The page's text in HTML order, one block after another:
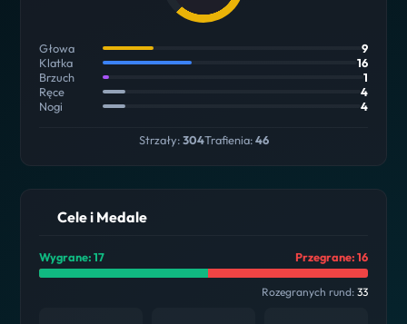
Głowa
9
Klatka
16
Brzuch
1
Ręce
4
Nogi
4
Strzały:304Trafienia:46
Cele i Medale
Wygrane: 17 Przegrane: 16
Rozegranych rund: 33